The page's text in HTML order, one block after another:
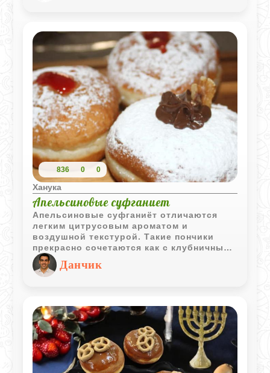
836 0 0
Ханука
Апельсиновые суфганиет
Апельсиновые суфганиёт отличаются
легким цитрусовым ароматом и
воздушной текстурой. Такие пончики
прекрасно сочетаются как с клубничным
повидлом, так и с варёной сгущёнкой,
создавая яркий и праздничный десерт.
Данчик